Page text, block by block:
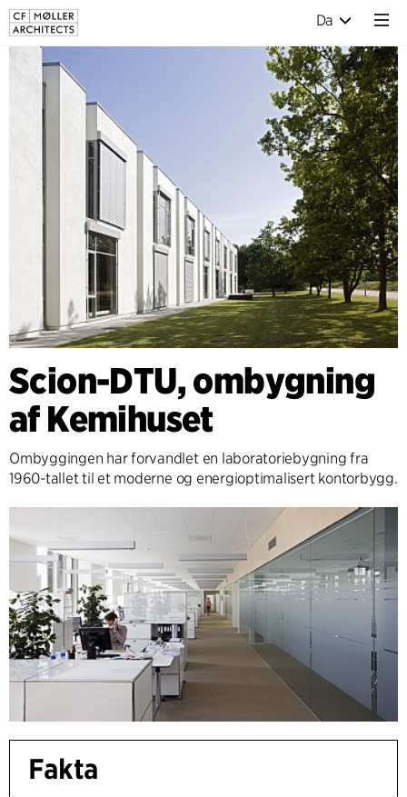
Da
Scion-DTU, ombygning
af Kemihuset
Ombyggingen har forvandlet en laboratoriebygning fra
1960-tallet til et moderne og energioptimalisert kontorbygg.
Fakta